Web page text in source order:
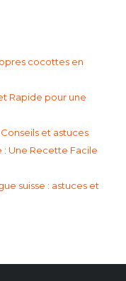
cocottes en
Rapide pour une
et astuces
: Une Recette Facile
suisse : astuces et